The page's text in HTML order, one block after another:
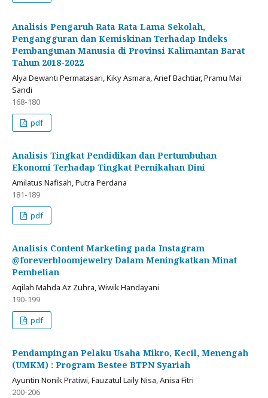
Analisis Pengaruh Rata Rata Lama Sekolah,
Pengangguran dan Kemiskinan Terhadap Indeks
Pembangunan Manusia di Provinsi Kalimantan Barat
Tahun 2018-2022
Alya Dewanti Permatasari, Kiky Asmara, Arief Bachtiar, Pramu Mai
Sandi
168-180
pdf
Analisis Tingkat Pendidikan dan Pertumbuhan
Ekonomi Terhadap Tingkat Pernikahan Dini
Amilatus Nafisah, Putra Perdana
181-189
pdf
Analisis Content Marketing pada Instagram
@foreverbloomjewelry Dalam Meningkatkan Minat
Pembelian
Aqilah Mahda Az Zuhra, Wiwik Handayani
190-199
pdf
Pendampingan Pelaku Usaha Mikro, Kecil, Menengah
(UMKM) : Program Bestee BTPN Syariah
Ayuntin Nonik Pratiwi, Fauzatul Laily Nisa, Anisa Fitri
200-206